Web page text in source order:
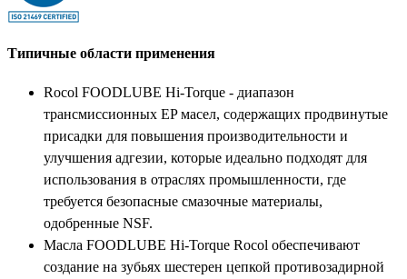
Типичные области применения
Rocol FOODLUBE Hi-Torque - диапазон
трансмиссионных EP масел, содержащих продвинутые
присадки для повышения производительности и
улучшения адгезии, которые идеально подходят для
использования в отраслях промышленности, где
требуется безопасные смазочные материалы,
одобренные NSF.
Масла FOODLUBE Hi-Torque Rocol обеспечивают
создание на зубьях шестерен цепкой противозадирной